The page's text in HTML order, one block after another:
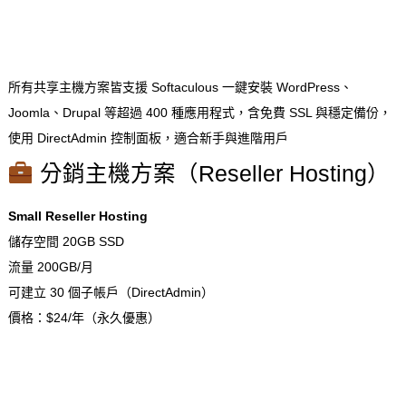
所有共享主機方案皆支援 Softaculous 一鍵安裝 WordPress、
Joomla、Drupal 等超過 400 種應用程式，含免費 SSL 與穩定備份，
使用 DirectAdmin 控制面板，適合新手與進階用戶
分銷主機方案（Reseller Hosting）
Small Reseller Hosting
儲存空間 20GB SSD
流量 200GB/月
可建立 30 個子帳戶（DirectAdmin）
價格：$24/年（永久優惠）